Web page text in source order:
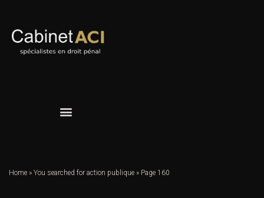
Home » You searched for action publique » Page 160